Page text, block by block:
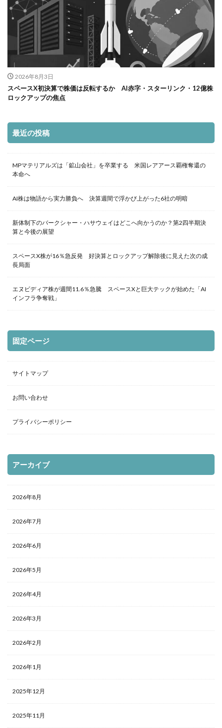
2026年8月3日
スペースX初決算で株価は反転するか AI赤字・スターリンク・12億株
ロックアップの焦点
最近の投稿
MPマテリアルズは「鉱山会社」を卒業する 米国レアアース覇権奪還の
本命へ
AI株は物語から実力勝負へ 決算週間で浮かび上がった6社の明暗
新体制下のバークシャー・ハサウェイはどこへ向かうのか？第2四半期決
算と今後の展望
スペースX株が16％急反発 好決算とロックアップ解除後に見えた次の成
長局面
エヌビディア株が週間11.6％急騰 スペースXと巨大テックが始めた「AI
インフラ争奪戦」
固定ページ
サイトマップ
お問い合わせ
プライバシーポリシー
アーカイブ
2026年8月
2026年7月
2026年6月
2026年5月
2026年4月
2026年3月
2026年2月
2026年1月
2025年12月
2025年11月